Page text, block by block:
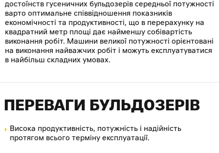
достоїнств гусеничних бульдозерів середньої потужності
варто оптимальне співвідношення показників
економічності та продуктивності, що в перерахунку на
квадратний метр площі дає найменшу собівартість
виконання робіт. Машини великої потужності орієнтовані
на виконання найважчих робіт і можуть експлуатуватися
в найбільш складних умовах.
ПЕРЕВАГИ БУЛЬДОЗЕРІВ
Висока продуктивність, потужність і надійність
протягом всього терміну експлуатації.